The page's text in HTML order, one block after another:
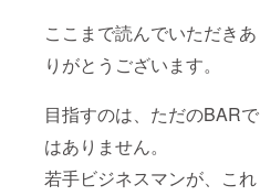
ここまで読んでいただきあ
りがとうございます。
目指すのは、ただのBARで
はありません。
若手ビジネスマンが、これ